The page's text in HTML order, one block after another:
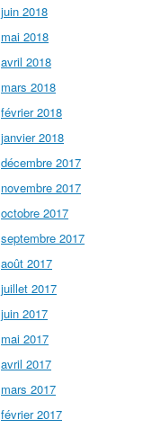
juin 2018
mai 2018
avril 2018
mars 2018
février 2018
janvier 2018
décembre 2017
novembre 2017
octobre 2017
septembre 2017
août 2017
juillet 2017
juin 2017
mai 2017
avril 2017
mars 2017
février 2017